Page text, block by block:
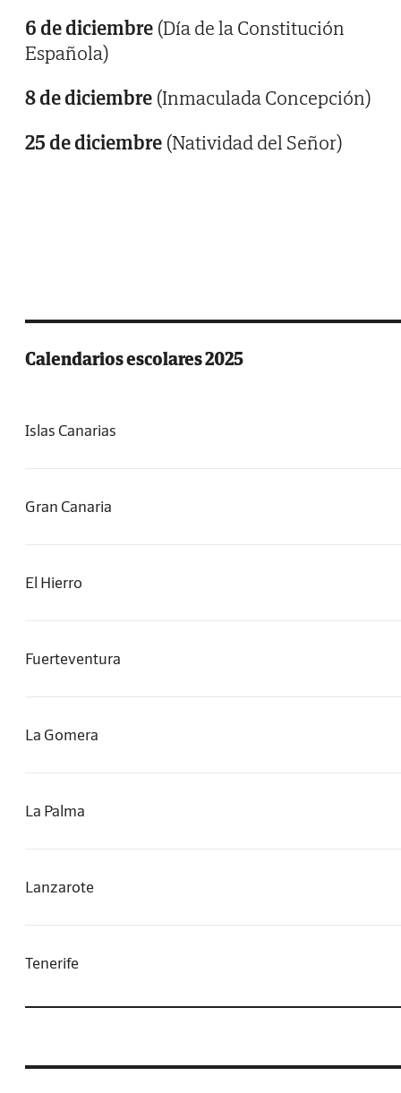
6 de diciembre (Día de la Constitución
Española)
8 de diciembre (Inmaculada Concepción)
25 de diciembre (Natividad del Señor)
Calendarios escolares 2025
Islas Canarias
Gran Canaria
El Hierro
Fuerteventura
La Gomera
La Palma
Lanzarote
Tenerife